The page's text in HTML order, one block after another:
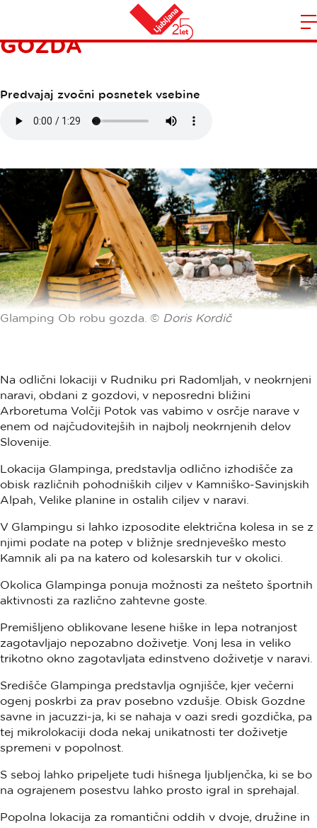
Domov
GLAMPING OB ROBU
GOZDA
Predvajaj zvočni posnetek vsebine
Glamping Ob robu gozda. © Doris Kordič
Na odlični lokaciji v Rudniku pri Radomljah, v neokrnjeni
naravi, obdani z gozdovi, v neposredni bližini
Arboretuma Volčji Potok vas vabimo v osrčje narave v
enem od najčudovitejših in najbolj neokrnjenih delov
Slovenije.
Lokacija Glampinga, predstavlja odlično izhodišče za
obisk različnih pohodniških ciljev v Kamniško-Savinjskih
Alpah, Velike planine in ostalih ciljev v naravi.
V Glampingu si lahko izposodite električna kolesa in se z
njimi podate na potep v bližnje srednjeveško mesto
Kamnik ali pa na katero od kolesarskih tur v okolici.
Okolica Glampinga ponuja možnosti za nešteto športnih
aktivnosti za različno zahtevne goste.
Premišljeno oblikovane lesene hiške in lepa notranjost
zagotavljajo nepozabno doživetje. Vonj lesa in veliko
trikotno okno zagotavljata edinstveno doživetje v naravi.
Središče Glampinga predstavlja ognjišče, kjer večerni
ogenj poskrbi za prav posebno vzdušje. Obisk Gozdne
savne in jacuzzi-ja, ki se nahaja v oazi sredi gozdička, pa
tej mikrolokaciji doda nekaj unikatnosti ter doživetje
spremeni v popolnost.
S seboj lahko pripeljete tudi hišnega ljubljenčka, ki se bo
na ograjenem posestvu lahko prosto igral in sprehajal.
Popolna lokacija za romantični oddih v dvoje, družine in